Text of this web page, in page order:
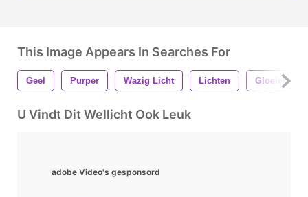
This Image Appears In Searches For
Geel Purper Wazig Licht Lichten Gloeiend
U Vindt Dit Wellicht Ook Leuk
adobe Video's gesponsord